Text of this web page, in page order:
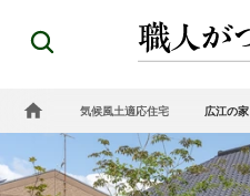
気候風土適応住宅 広江の家